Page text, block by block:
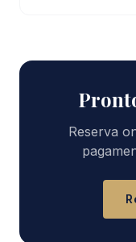
Reserva